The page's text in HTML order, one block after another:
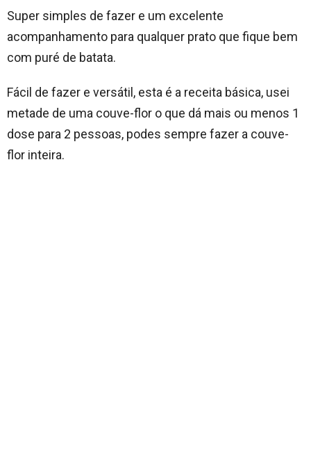
Super simples de fazer e um excelente
acompanhamento para qualquer prato que fique bem
com puré de batata.
Fácil de fazer e versátil, esta é a receita básica, usei
metade de uma couve-flor o que dá mais ou menos 1
dose para 2 pessoas, podes sempre fazer a couve-
flor inteira.